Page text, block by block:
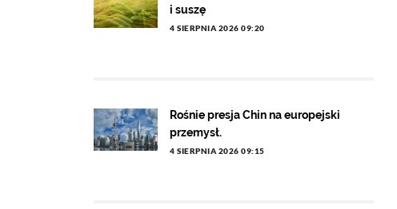
i suszę
4 SIERPNIA 2026 09:20
Rośnie presja Chin na europejski
przemysł.
4 SIERPNIA 2026 09:15